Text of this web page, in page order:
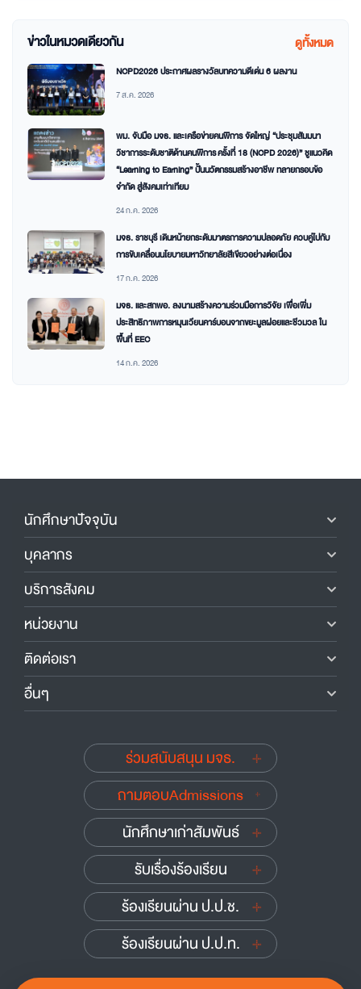
ข่าวในหมวดเดียวกัน ดูทั้งหมด
NCPD2026 ประกาศผลรางวัลบทความดีเด่น 6 ผลงาน
7 ส.ค. 2026
พม. จับมือ มจธ. และเครือข่ายคนพิการ จัดใหญ่ “ประชุมสัมมนา
วิชาการระดับชาติด้านคนพิการ ครั้งที่ 18 (NCPD 2026)” ชูแนวคิด
“Learning to Earning” ปั้นนวัตกรรมสร้างอาชีพ ทลายกรอบข้อ
จำกัด สู่สังคมเท่าเทียม
24 ก.ค. 2026
มจธ. ราชบุรี เดินหน้ายกระดับมาตรการความปลอดภัย ควบคู่ไปกับ
การขับเคลื่อนนโยบายมหาวิทยาลัยสีเขียวอย่างต่อเนื่อง
17 ก.ค. 2026
มจธ. และสกพอ. ลงนามสร้างความร่วมมือการวิจัย เพื่อเพิ่ม
ประสิทธิภาพการหมุนเวียนคาร์บอนจากขยะมูลฝอยและชีวมวล ใน
พื้นที่ EEC
14 ก.ค. 2026
นักศึกษาปัจจุบัน
บุคลากร
บริการสังคม
หน่วยงาน
ติดต่อเรา
อื่นๆ
ร่วมสนับสนุน มจธ.
ถามตอบAdmissions
นักศึกษาเก่าสัมพันธ์
รับเรื่องร้องเรียน
ร้องเรียนผ่าน ป.ป.ช.
ร้องเรียนผ่าน ป.ป.ท.